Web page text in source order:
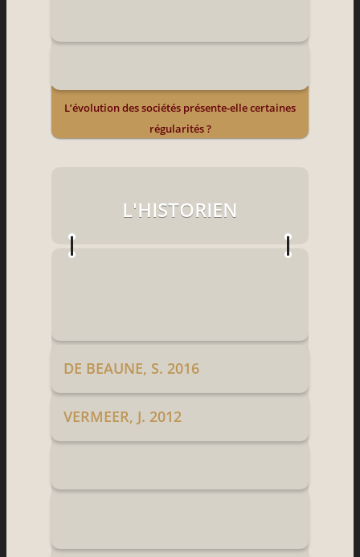
L’évolution des sociétés présente-elle certaines
régularités ?
L'HISTORIEN
DE BEAUNE, S. 2016
VERMEER, J. 2012